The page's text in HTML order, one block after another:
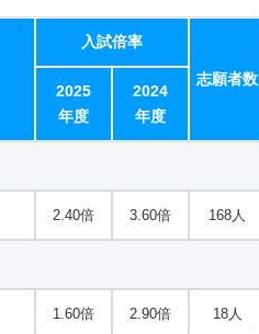
入試倍率
志願者数
2025
年度
2024
年度
2.40倍 3.60倍 168人
1.60倍 2.90倍 18人